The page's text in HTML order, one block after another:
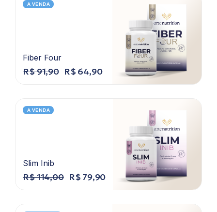
A VENDA
Fiber Four
R$91,90 R$ 64,90
A VENDA
Slim Inib
R$114,00 R$ 79,90